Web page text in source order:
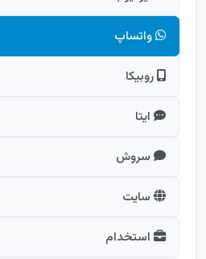
واتساپ
روبیکا
ایتا
سروش
سایت
استخدام